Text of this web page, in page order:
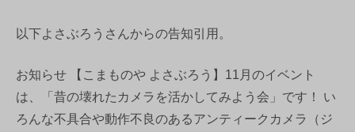
以下よさぶろうさんからの告知引用。
お知らせ 【こまものや よさぶろう】11月のイベント
は、「昔の壊れたカメラを活かしてみよう会」です！ い
ろんな不具合や動作不良のあるアンティークカメラ（ジ